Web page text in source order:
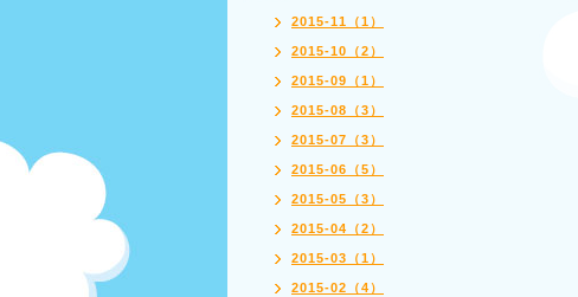
2015-11（1）
2015-10（2）
2015-09（1）
2015-08（3）
2015-07（3）
2015-06（5）
2015-05（3）
2015-04（2）
2015-03（1）
2015-02（4）